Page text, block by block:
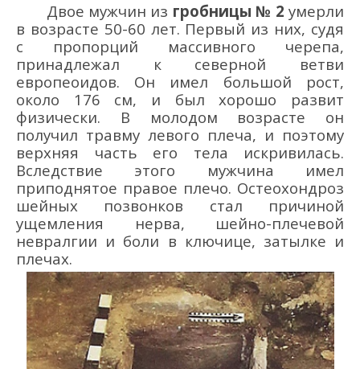
Двое мужчин из гробницы № 2 умерли
в возрасте 50-60 лет. Первый из них, судя
с пропорций массивного черепа,
принадлежал к северной ветви
европеоидов.
Он имел большой рост,
около 176 см, и был хорошо развит
физически. В молодом возрасте он
получил травму левого плеча, и поэтому
верхняя часть его тела искривилась.
Вследствие этого мужчина имел
приподнятое правое плечо. Остеохондроз
шейных позвонков стал причиной
ущемления нерва, шейно-плечевой
невралгии и боли в ключице, затылке и
плечах.